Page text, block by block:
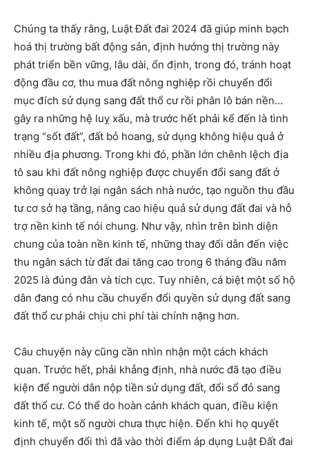
Chúng ta thấy rằng, Luật Đất đai 2024 đã giúp minh bạch
hoá thị trường bất động sản, định hướng thị trường này
phát triển bền vững, lâu dài, ổn định, trong đó, tránh hoạt
động đầu cơ, thu mua đất nông nghiệp rồi chuyển đổi
mục đích sử dụng sang đất thổ cư rồi phân lô bán nền…
gây ra những hệ luỵ xấu, mà trước hết phải kể đến là tình
trạng “sốt đất”, đất bỏ hoang, sử dụng không hiệu quả ở
nhiều địa phương. Trong khi đó, phần lớn chênh lệch địa
tô sau khi đất nông nghiệp được chuyển đổi sang đất ở
không quay trở lại ngân sách nhà nước, tạo nguồn thu đầu
tư cơ sở hạ tầng, nâng cao hiệu quả sử dụng đất đai và hỗ
trợ nền kinh tế nói chung. Như vậy, nhìn trên bình diện
chung của toàn nền kinh tế, những thay đổi dẫn đến việc
thu ngân sách từ đất đai tăng cao trong 6 tháng đầu năm
2025 là đúng đắn và tích cực. Tuy nhiên, cá biệt một số hộ
dân đang có nhu cầu chuyển đổi quyền sử dụng đất sang
đất thổ cư phải chịu chi phí tài chính nặng hơn.
Câu chuyện này cũng cần nhìn nhận một cách khách
quan. Trước hết, phải khẳng định, nhà nước đã tạo điều
kiện để người dân nộp tiền sử dụng đất, đổi sổ đỏ sang
đất thổ cư. Có thể do hoàn cảnh khách quan, điều kiện
kinh tế, một số người chưa thực hiện. Đến khi họ quyết
định chuyển đổi thì đã vào thời điểm áp dụng Luật Đất đai